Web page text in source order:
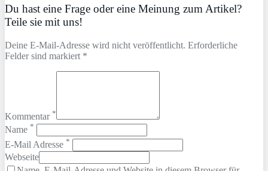
Du hast eine Frage oder eine Meinung zum Artikel?
Teile sie mit uns!
Deine E-Mail-Adresse wird nicht veröffentlicht. Erforderliche
Felder sind markiert *
Kommentar *
Name *
E-Mail Adresse *
Webseite